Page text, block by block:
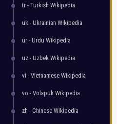
tr - Turkish Wikipedia
uk - Ukrainian Wikipedia
ur - Urdu Wikipedia
uz - Uzbek Wikipedia
vi - Vietnamese Wikipedia
vo - Volapük Wikipedia
zh - Chinese Wikipedia